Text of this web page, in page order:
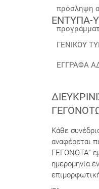
πρόσληψη
ΕΝΤΥΠΑ-
ΓΕΝΙΚΟΥ
ΕΓΓΡΑΦΑ
Κάθε
αναφέρεται
ΓΕΓΟΝΟΤΑ”
ημερομηνία